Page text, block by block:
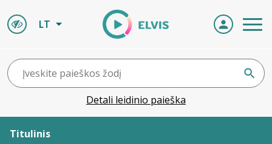
LT
Detali leidinio paieška
Titulinis